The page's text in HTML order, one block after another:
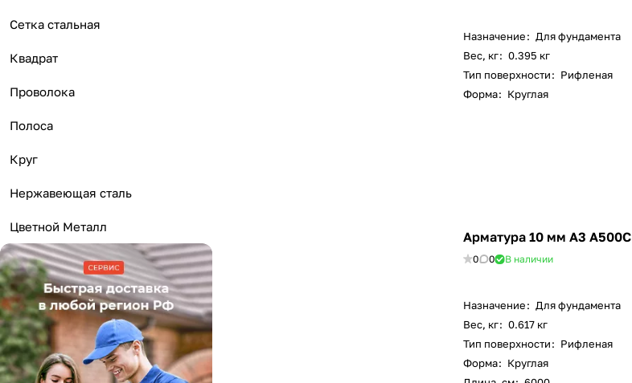
Назначение: Для фундамента
Вес, кг: 0.395 кг
Тип поверхности: Рифленая
Форма: Круглая
Арматура 10 мм А3 А500С
0 0 В наличии
Назначение: Для фундамента
Вес, кг: 0.617 кг
Тип поверхности: Рифленая
Форма: Круглая
Сетка стальная
Квадрат
Проволока
Полоса
Круг
Нержавеющая сталь
Цветной Металл